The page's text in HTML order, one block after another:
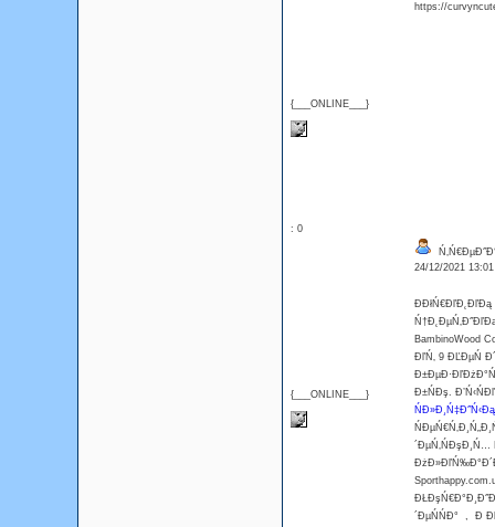
{___ONLINE___}
https://
: 0
{___ONLINE___}
24/12/2021
ĐĐłŃ€ĐľĐ˛ĐľĐą
BambinoWood
ĐľŃ‚ 9 ĐĽĐµŃ
Đ±ŃĐş.
´ĐµŃŃĐ° , Đ